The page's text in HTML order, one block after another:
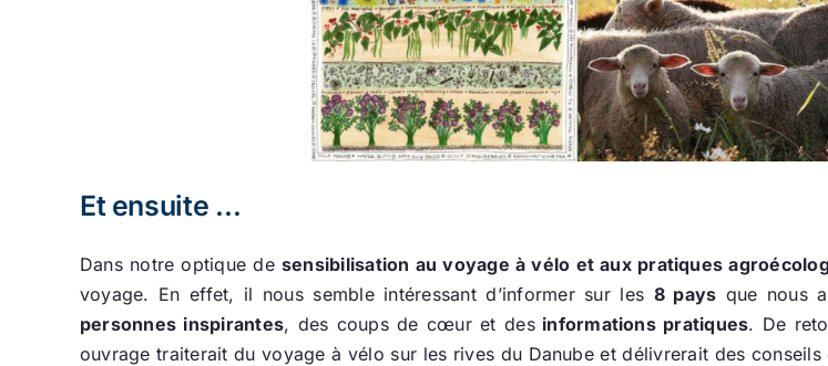
Et ensuite …
Dans notre optique de sensibilisation au voyage à vélo et aux pratiques
voyage. En effet, il nous semble intéressant d’informer sur les 8 pays que nous
personnes inspirantes, des coups de cœur et desinformations pratiques. De
ouvrage traiterait du voyage à vélo sur les rives du Danube et délivrerait des